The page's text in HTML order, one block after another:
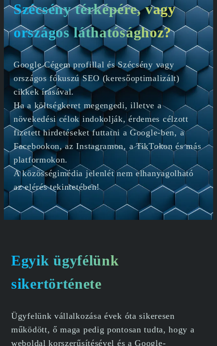
Szécsény térképére, vagy
országos láthatósághoz?
Google Cégem profillal és Szécsény vagy
országos fókuszú SEO (keresőoptimalizált)
cikkek írásával.
Ha a költségkeret megengedi, illetve a
növekedési célok indokolják, érdemes célzott
fizetett hirdetéseket futtatni a Google-ben, a
Facebookon, az Instagramon, a TikTokon és más
platformokon.
A közösségimédia jelenlét nem elhanyagolható
az elérés tekintetében!
Egyik ügyfélünk
sikertörténete
Ügyfelünk vállalkozása évek óta sikeresen
működött, ő maga pedig pontosan tudta, hogy a
weboldal korszerűsítésével és a Google-